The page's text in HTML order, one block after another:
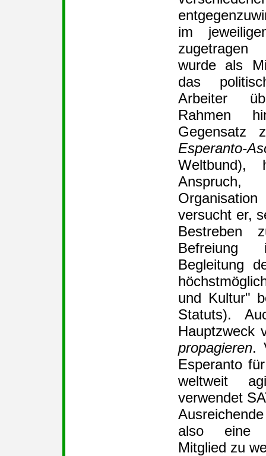
im
wurde als
das
Arbeiter
Rahmen
Gegensatz
Esperanto-
versucht er,
Bestreben
Begleitung
und Kultur"
Statuts).
Hauptzweck
propagieren.
Esperanto
weltweit
verwendet
also eine
Mitglied zu